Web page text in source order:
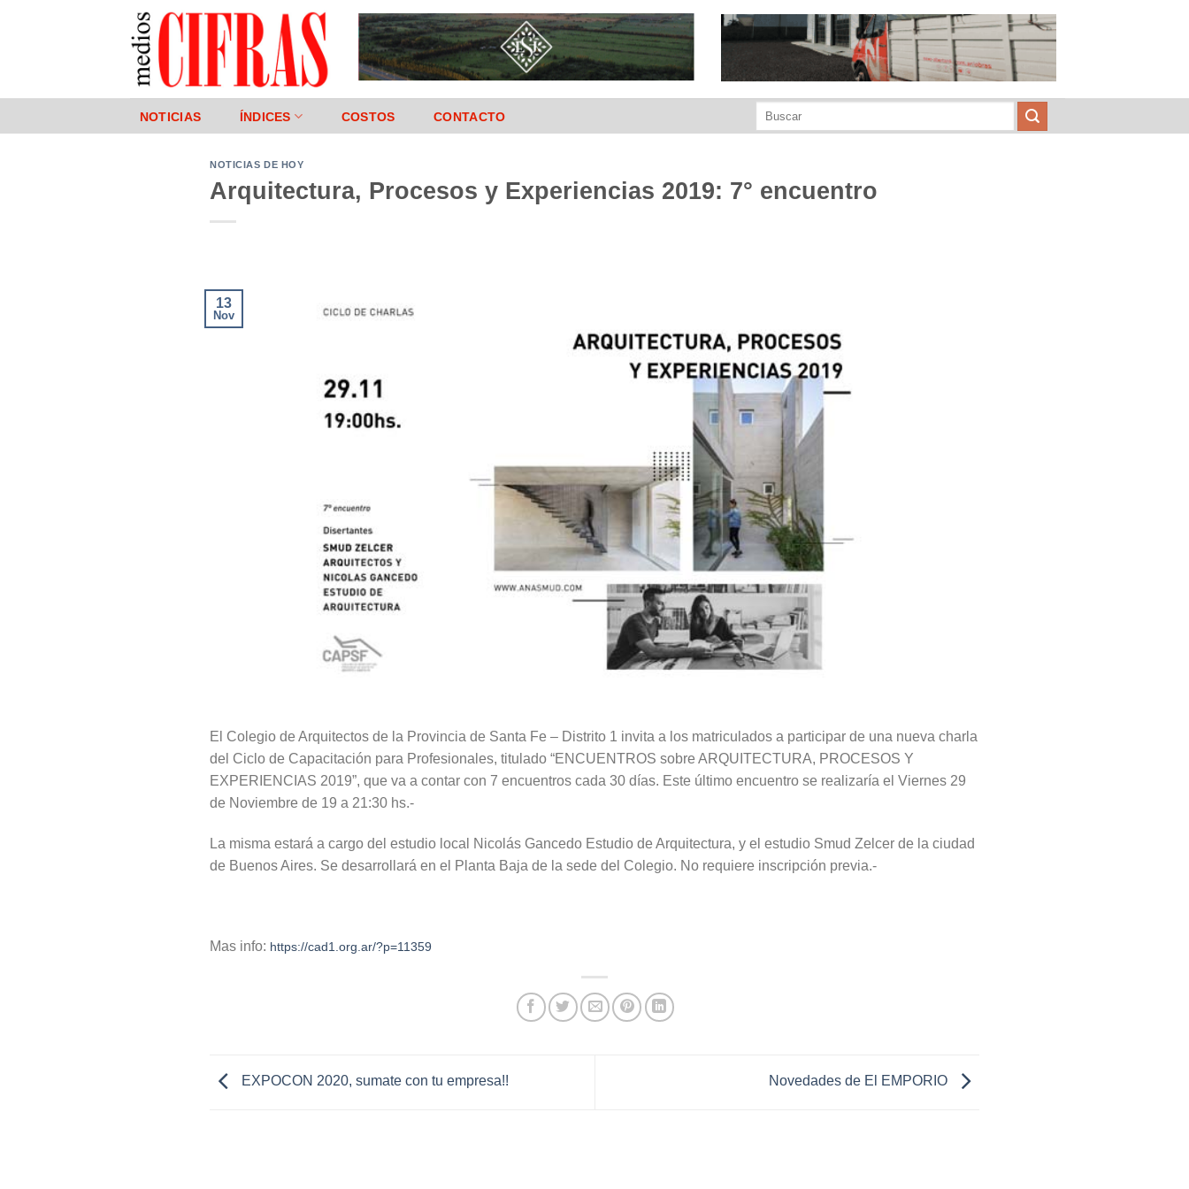
NOTICIAS ÍNDICES COSTOS CONTACTO
NOTICIAS DE HOY
Arquitectura, Procesos y Experiencias 2019: 7° encuentro
13
Nov
El Colegio de Arquitectos de la Provincia de Santa Fe – Distrito 1 invita a los matriculados a participar de una nueva charla
del Ciclo de Capacitación para Profesionales, titulado “ENCUENTROS sobre ARQUITECTURA, PROCESOS Y
EXPERIENCIAS 2019”, que va a contar con 7 encuentros cada 30 días. Este último encuentro se realizaría el Viernes 29
de Noviembre de 19 a 21:30 hs.-
La misma estará a cargo del estudio local Nicolás Gancedo Estudio de Arquitectura, y el estudio Smud Zelcer de la ciudad
de Buenos Aires. Se desarrollará en el Planta Baja de la sede del Colegio. No requiere inscripción previa.-
Mas info: https://cad1.org.ar/?p=11359
EXPOCON 2020, sumate con tu empresa!! Novedades de El EMPORIO